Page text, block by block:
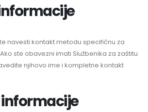
navesti kontakt metodu specifičnu za
ste obavezni imati Službenika za zaštitu
njihovo ime i kompletne kontakt